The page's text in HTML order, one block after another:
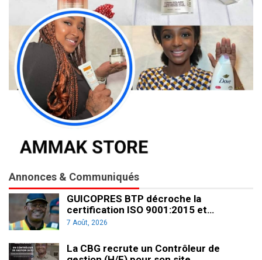
Annonces & Communiqués
GUICOPRES BTP décroche la
certification ISO 9001:2015 et…
7 Août, 2026
La CBG recrute un Contrôleur de